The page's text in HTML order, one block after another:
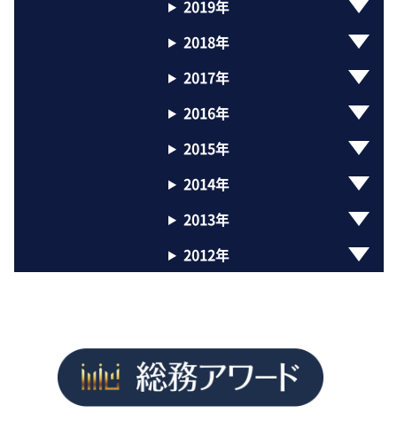
2019年
2018年
2017年
2016年
2015年
2014年
2013年
2012年